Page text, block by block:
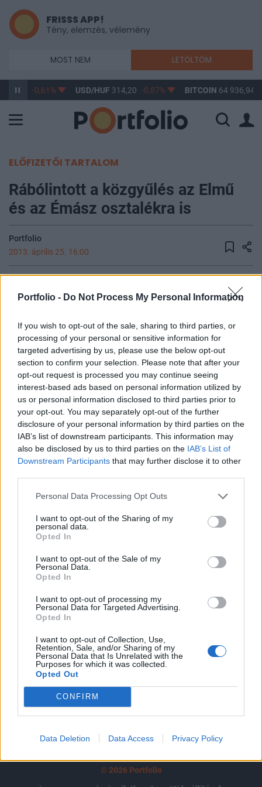
Portfolio - Do Not Process My Personal Information
If you wish to opt-out of the sale, sharing to third parties, or
processing of your personal or sensitive information for
targeted advertising by us, please use the below opt-out
section to confirm your selection. Please note that after your
opt-out request is processed you may continue seeing
interest-based ads based on personal information utilized by
us or personal information disclosed to third parties prior to
your opt-out. You may separately opt-out of the further
disclosure of your personal information by third parties on the
IAB’s list of downstream participants. This information may
also be disclosed by us to third parties on the IAB’s List of
Downstream Participants that may further disclose it to other
Personal Data Processing Opt Outs
I want to opt-out of the Sharing of my
personal data.
Opted In
I want to opt-out of the Sale of my
Personal Data.
Opted In
I want to opt-out of processing my
Personal Data for Targeted Advertising.
Opted In
I want to opt-out of Collection, Use,
Retention, Sale, and/or Sharing of my
Personal Data that Is Unrelated with the
Purposes for which it was collected.
Opted Out
CONFIRM
Data Deletion Data Access Privacy Policy
FRISSS APP!
Tény, elemzés, vélemény
MOST NEM LETÖLTÖM
363,17 -0,61% USD/HUF 314,20 -0,87% BITCOIN 64 936,94
ELŐFIZETŐI TARTALOM
Rábólintott a közgyűlés az Elmű
és az Émász osztalékra is
Portfolio
2013. április 25. 16:00
közgyűlését, melyen jóváhagyták a menedzsment
osztalékjavaslatát továbbá elfogadásra kerültek a
tavalyi éves beszámolók is.
A délelőtt tartott éves rendes közgyűlésen 5 968 473 db
szavazórészvény, a szavazásra jogosító részvények
98,26%-a volt képviselve . A részvényesek elfogadták a
menedzsment 1 700 forintos osztalékjavaslatát, mely az
előző záróárral számolva 12,54 százalékos
osztalékhozamot jelent. Az osztalékfizetés kezdő időpontja
2013. május 13. Az Émász szintén délelőtt...
KEDVES OLVASÓNK!
tartozik, melynek olvasása előfizetéses
regisztrációhoz kötött.
Az előfizetés a következőket tartalmazza:
Portfolio.hu teljes cikkarchívum
kötéslistái
Előfizetés
MÁR ELŐFIZETŐNK VAGY?
© 2026 Portfolio